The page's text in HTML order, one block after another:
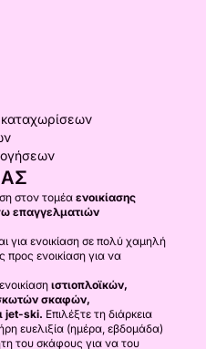
καταχωρίσεων
στον τομέα ενοικίασης
επαγγελματιών
για ενοικίαση σε πολύ χαμηλή
προς ενοικίαση για να
ιστιοπλοϊκών,
σκαφών,
jet-ski. Επιλέξτε τη διάρκεια
ευελιξία (ημέρα, εβδομάδα)
του σκάφους για να του